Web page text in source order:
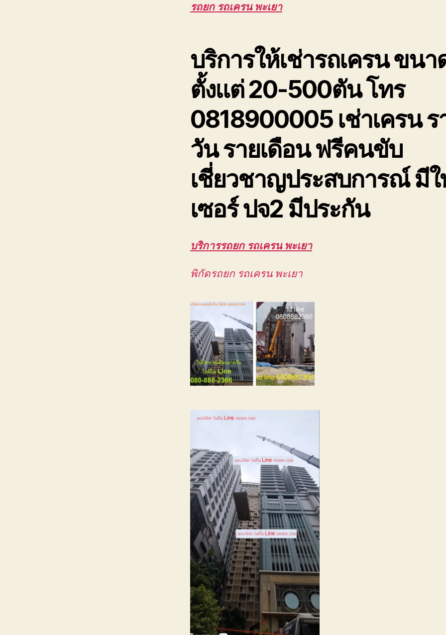
รถยก รถเครน พะเยา
บริการให้เช่ารถเครน ขนา
ตั้งแต่ 20-500ตัน โทร
0818900005 เช่าเครน ร
วัน รายเดือน ฟรีคนขับ
เชี่ยวชาญประสบการณ์ มีใ
เซอร์ ปจ2 มีประกัน
บริการรถยก รถเครน พะเยา
พิกัดรถยก รถเครน พะเยา